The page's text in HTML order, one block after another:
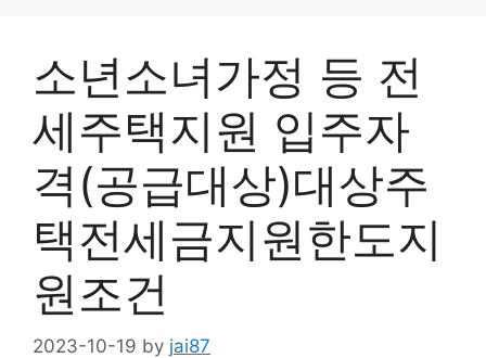
소년소녀가정 등 전
세주택지원 입주자
격(공급대상)대상주
택전세금지원한도지
원조건
2023-10-19 by jai87